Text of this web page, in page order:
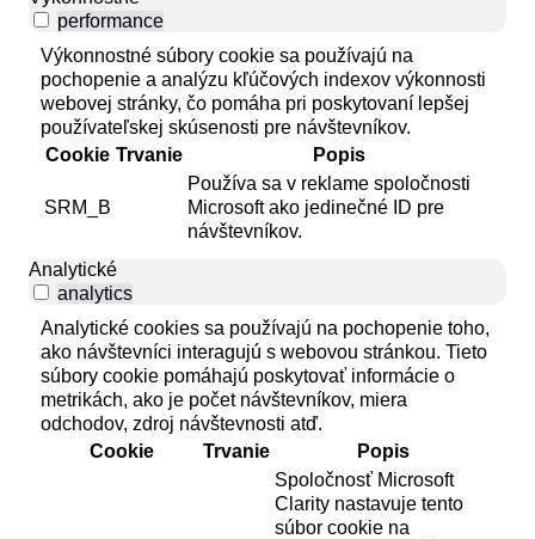
performance
Výkonnostné súbory cookie sa používajú na
pochopenie a analýzu kľúčových indexov výkonnosti
webovej stránky, čo pomáha pri poskytovaní lepšej
používateľskej skúsenosti pre návštevníkov.
Cookie Trvanie Popis
SRM_B
Používa sa v reklame spoločnosti
Microsoft ako jedinečné ID pre
návštevníkov.
Analytické
analytics
Analytické cookies sa používajú na pochopenie toho,
ako návštevníci interagujú s webovou stránkou. Tieto
súbory cookie pomáhajú poskytovať informácie o
metrikách, ako je počet návštevníkov, miera
odchodov, zdroj návštevnosti atď.
Cookie
Trvanie Popis
Spoločnosť Microsoft
Clarity nastavuje tento
súbor cookie na